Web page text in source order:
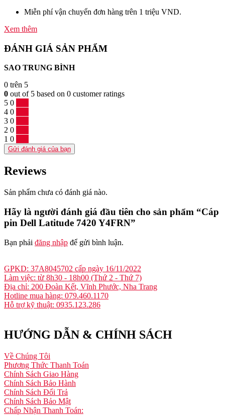
Miễn phí vận chuyển đơn hàng trên 1 triệu VND.
Xem thêm
ĐÁNH GIÁ SẢN PHẨM
SAO TRUNG BÌNH
0 trên 5
0 out of 5 based on 0 customer ratings
5 0
4 0
3 0
2 0
1 0
Gửi đánh giá của bạn
Reviews
Sản phẩm chưa có đánh giá nào.
Hãy là người đánh giá đầu tiên cho sản phẩm “Cáp
pin Dell Latitude 7420 Y4FRN”
Bạn phải đăng nhập để gửi bình luận.
GPKD: 37A8045702 cấp ngày 16/11/2022
Làm việc: từ 8h30 - 18h00 (Thứ 2 - Thứ 7)
Địa chỉ: 200 Đoàn Kết, Vĩnh Phước, Nha Trang
Hotline mua hàng: 079.460.1170
Hỗ trợ kỹ thuật: 0935.123.286
HƯỚNG DẪN & CHÍNH SÁCH
Về Chúng Tôi
Phương Thức Thanh Toán
Chính Sách Giao Hàng
Chính Sách Bảo Hành
Chính Sách Đổi Trả
Chính Sách Bảo Mật
Chấp Nhận Thanh Toán: